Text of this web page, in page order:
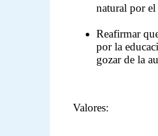
natural por
Reafirmar
por la
gozar de la
Valores: